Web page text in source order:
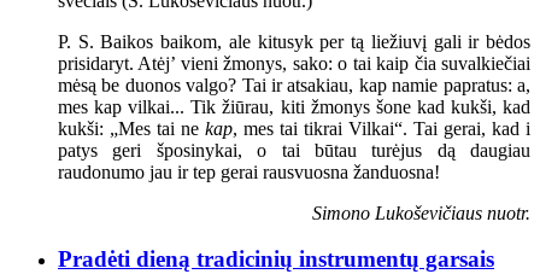
P. S. Baikos baikom, ale kitusyk per tą liežiuvį gali ir bėdos
prisidaryt. Atėj’ vieni žmonys, sako: o tai kaip čia suvalkiečiai
mėsą be duonos valgo? Tai ir atsakiau, kap namie papratus: a,
mes kap vilkai... Tik žiūrau, kiti žmonys šone kad kukši, kad
kukši: „Mes tai ne kap, mes tai tikrai Vilkai“. Tai gerai, kad i
patys geri šposinykai, o tai būtau turėjus dą daugiau
raudonumo jau ir tep gerai rausvuosna žanduosna!
Simono Lukoševičiaus nuotr.
Pradėti dieną tradicinių instrumentų garsais